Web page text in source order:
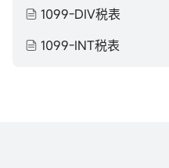
1099-DIV税表
1099-INT税表